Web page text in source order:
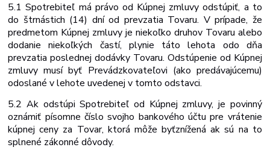
5.1 Spotrebiteľ má právo od Kúpnej zmluvy odstúpiť, a to
do štrnástich (14) dní od prevzatia Tovaru. V prípade, že
predmetom Kúpnej zmluvy je niekoľko druhov Tovaru alebo
dodanie niekoľkých častí, plynie táto lehota odo dňa
prevzatia poslednej dodávky Tovaru. Odstúpenie od Kúpnej
zmluvy musí byť Prevádzkovateľovi (ako predávajúcemu)
odoslané v lehote uvedenej v tomtoodstavci.
5.2 Ak odstúpi Spotrebiteľ od Kúpnej zmluvy, je povinný
oznámiť písomne číslo svojho bankového účtu pre vrátenie
kúpnej ceny za Tovar, ktorá môže byťznížená ak sú na to
splnené zákonné dôvody.